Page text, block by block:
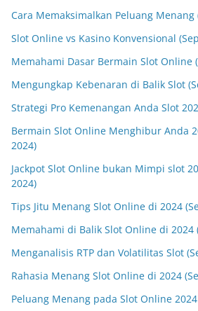
Cara Memaksimalkan Peluang Menang
Slot Online vs Kasino Konvensional
Memahami Dasar Bermain Slot Online
Mengungkap Kebenaran di Balik Slot
Strategi Pro Kemenangan Anda Slot
Bermain Slot Online Menghibur Anda
2024)
Jackpot Slot Online bukan Mimpi slot
2024)
Tips Jitu Menang Slot Online di 2024
Memahami di Balik Slot Online di 2024
Menganalisis RTP dan Volatilitas Slot
Rahasia Menang Slot Online di 2024
Peluang Menang pada Slot Online